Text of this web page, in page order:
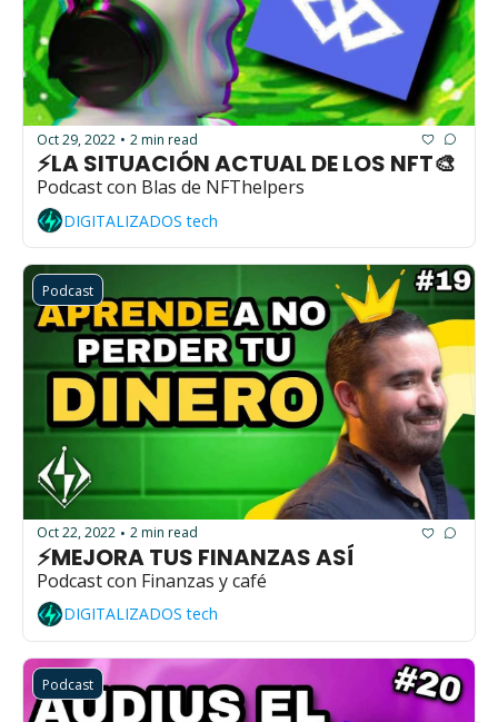
Oct 29, 2022 • 2 min read
⚡LA SITUACIÓN ACTUAL DE LOS NFT🎨
Podcast con Blas de NFThelpers
DIGITALIZADOS tech
Podcast
Oct 22, 2022 • 2 min read
⚡MEJORA TUS FINANZAS ASÍ
Podcast con Finanzas y café
DIGITALIZADOS tech
Podcast